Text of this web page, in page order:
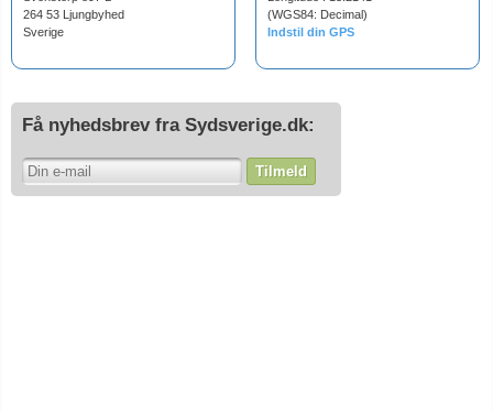
264 53 Ljungbyhed
Sverige
(WGS84: Decimal)
Indstil din GPS
Få nyhedsbrev fra Sydsverige.dk:
Tilmeld